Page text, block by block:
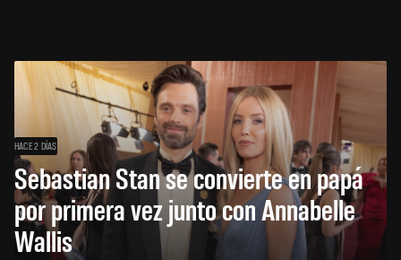
HACE 2 DÍAS
Sebastian Stan se convierte en papá
por primera vez junto con Annabelle
Wallis